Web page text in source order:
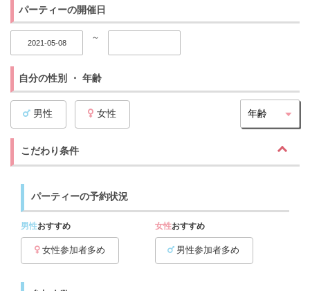
パーティーの開催日
～
自分の性別 ・ 年齢
男性 女性
こだわり条件
パーティーの予約状況
男性おすすめ
女性参加者多め
女性おすすめ
男性参加者多め